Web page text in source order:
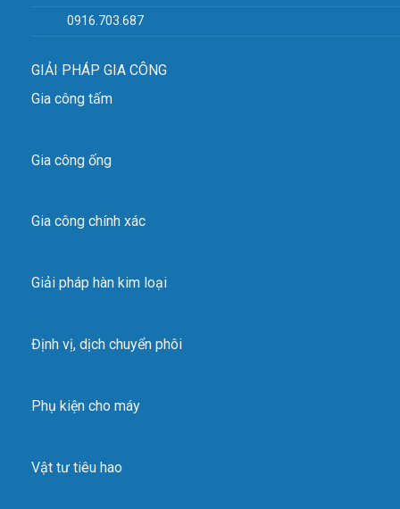
0916.703.687
GIẢI PHÁP GIA CÔNG
Gia công tấm
Gia công ống
Gia công chính xác
Giải pháp hàn kim loại
Định vị, dịch chuyển phôi
Phụ kiện cho máy
Vật tư tiêu hao